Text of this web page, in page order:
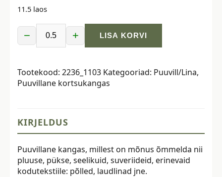
11.5 laos
−
Puuvillane
kortsukangas
loodusvalge
kogus
+ LISA KORVI
Tootekood: 2236_1103 Kategooriad: Puuvill/Lina,
Puuvillane kortsukangas
KIRJELDUS
Puuvillane kangas, millest on mõnus õmmelda nii
pluuse, pükse, seelikuid, suveriideid, erinevaid
kodutekstiile: põlled, laudlinad jne.